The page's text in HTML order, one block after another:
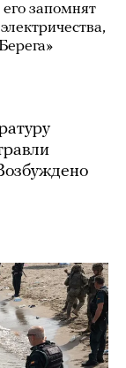
запомнят